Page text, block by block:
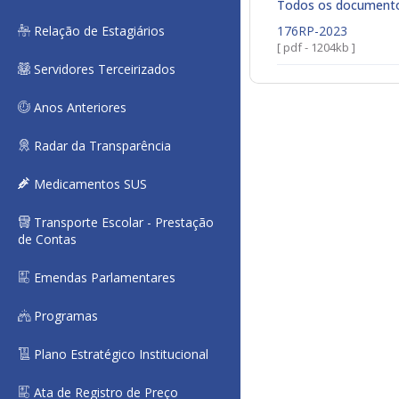
Relação de Estagiários
Servidores Terceirizados
Anos Anteriores
Radar da Transparência
Medicamentos SUS
Transporte Escolar - Prestação
de Contas
Emendas Parlamentares
Programas
Plano Estratégico Institucional
Ata de Registro de Preço
Todos os
176RP-2023
[ pdf - 1204kb ]